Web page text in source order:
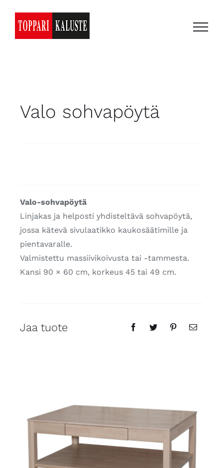
content
Valo sohvapöytä
Valo-sohvapöytä
Linjakas ja helposti yhdisteltävä sohvapöytä,
jossa kätevä sivulaatikko kaukosäätimille ja
pientavaralle.
Valmistettu massiivikoivusta tai -tammesta.
Kansi 90 × 60 cm, korkeus 45 tai 49 cm.
Jaa tuote